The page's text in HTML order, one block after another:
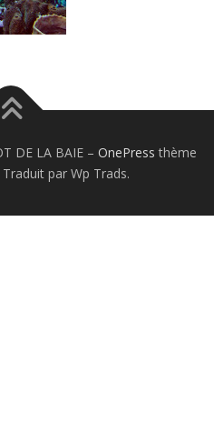
DE LA BAIE – OnePress thème
par Wp Trads.